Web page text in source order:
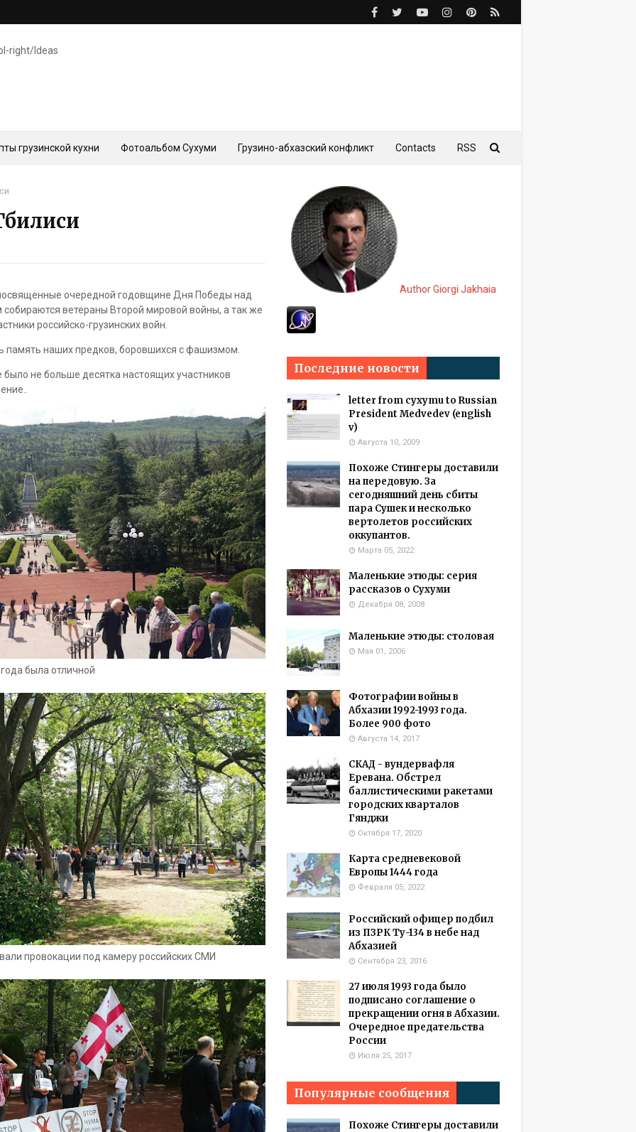
right/Ideas
грузинской кухни Фотоальбом Сухуми Грузино-абхазский конфликт Contacts RSS
очередной годовщине Дня Победы над
ветераны Второй мировой войны, а так же
российско-грузинских войн.
память наших предков, боровшихся с фашизмом.
не больше десятка настоящих участников
была отличной
провокации под камеру российских СМИ
Author Giorgi Jakhaia
Последние новости
letter from cyxymu to Russian
President Medvedev (english
v)
Августа 10, 2009
Похоже Стингеры доставили
на передовую. За
сегодняшний день сбиты
пара Сушек и несколько
вертолетов российских
оккупантов.
Марта 05, 2022
Маленькие этюды: серия
рассказов о Сухуми
Декабря 08, 2008
Маленькие этюды: столовая
Мая 01, 2006
Фотографии войны в
Абхазии 1992-1993 года.
Более 900 фото
Августа 14, 2017
СКАД - вундервафля
Еревана. Обстрел
баллистическими ракетами
городских кварталов
Гянджи
Октября 17, 2020
Карта средневековой
Европы 1444 года
Февраля 05, 2022
Российский офицер подбил
из ПЗРК Ту-134 в небе над
Абхазией
Сентября 23, 2016
27 июля 1993 года было
подписано соглашение о
прекращении огня в Абхазии.
Очередное предательства
России
Июля 25, 2017
Популярные сообщения
Похоже Стингеры доставили